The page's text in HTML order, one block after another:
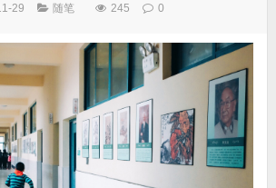
29 随笔 245 0